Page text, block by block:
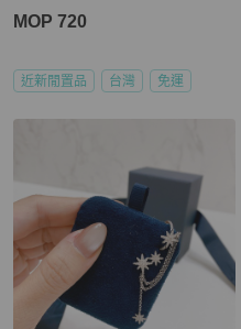
MOP 720
近新閒置品 台灣 免運